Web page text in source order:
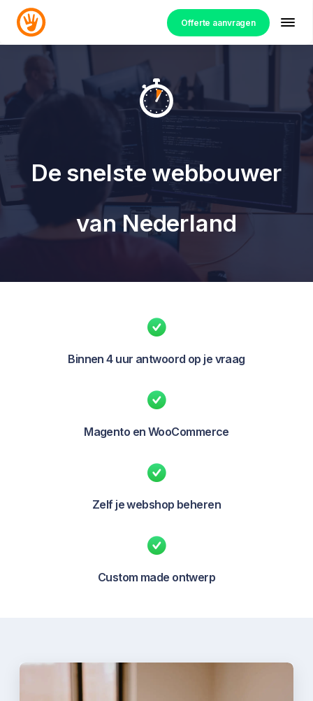
Offerte aanvragen
De snelste webbouwer
van Nederland
Binnen 4 uur antwoord op je vraag
Magento en WooCommerce
Zelf je webshop beheren
Custom made ontwerp